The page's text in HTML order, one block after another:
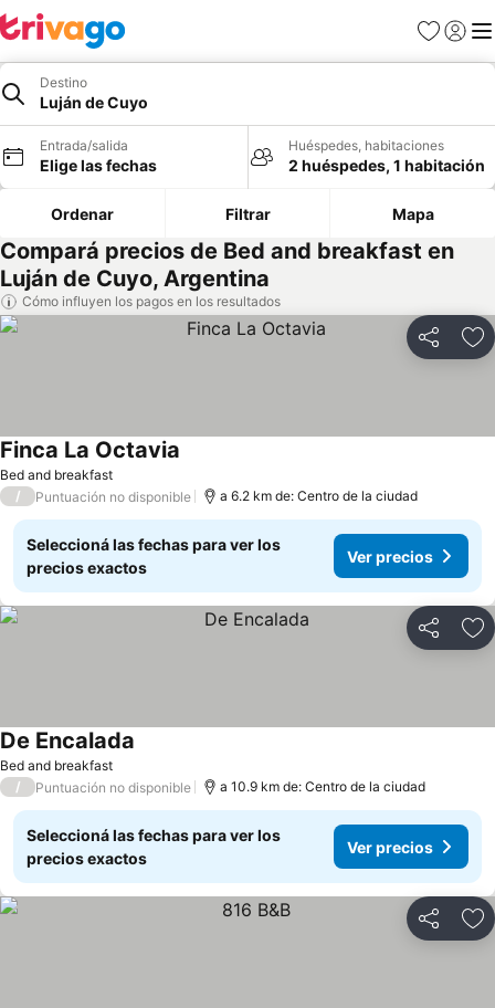
Favoritos
Iniciar
Destino
Luján de Cuyo
Entrada/salida
Elige las fechas
Huéspedes, habitaciones
2 huéspedes, 1 habitación
Ordenar Filtrar Mapa
Compará precios de Bed and breakfast en
Luján de Cuyo, Argentina
Cómo influyen los pagos en los resultados
Compartir
Bed and breakfast
Finca La Octavia
/ Puntuación no disponible a 6.2 km de: Centro de la ciudad
Seleccioná las fechas para ver los
precios exactos
Ver precios
Compartir
Bed and breakfast
De Encalada
/ Puntuación no disponible a 10.9 km de: Centro de la ciudad
Seleccioná las fechas para ver los
precios exactos
Ver precios
Compartir